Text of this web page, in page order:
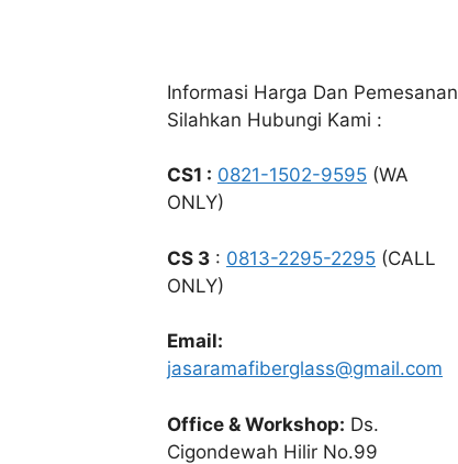
Informasi Harga Dan Pemesanan
Silahkan Hubungi Kami :
CS1 : 0821-1502-9595 (WA
ONLY)
CS 3 : 0813-2295-2295 (CALL
ONLY)
Email:
jasaramafiberglass@gmail.com
Office & Workshop: Ds.
Cigondewah Hilir No.99